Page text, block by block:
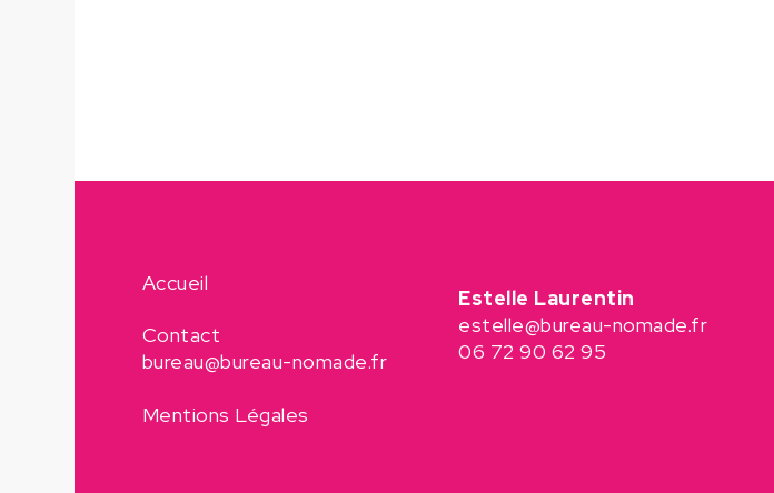
Accueil
Contact
bureau@bureau-nomade.fr
Mentions Légales
Estelle Laurentin
estelle@bureau-nomade.fr
06 72 90 62 95